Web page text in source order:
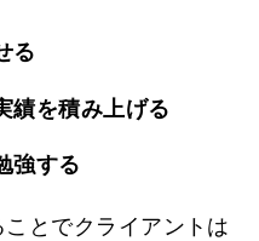
る
績を積み上げる
強する
とでクライアントは